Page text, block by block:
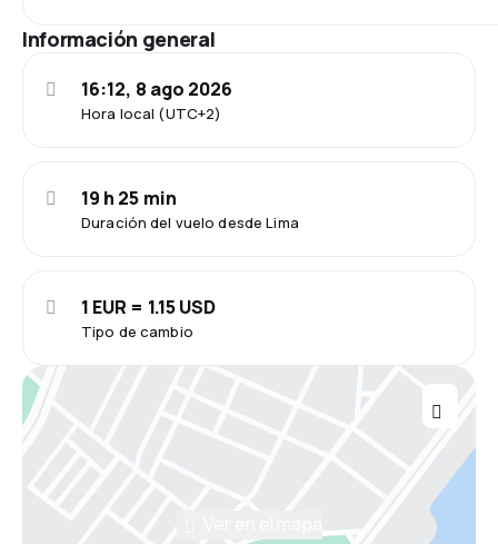
Información general
Hora local (UTC+2)
16:12, 8 ago 2026
Duración del vuelo desde Lima
19 h 25 min
Tipo de cambio
1 EUR = 1.15 USD